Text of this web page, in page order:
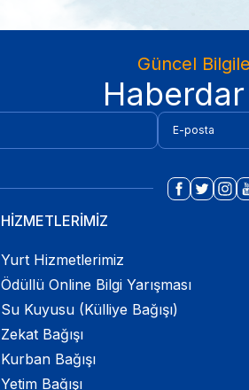
Güncel
HİZMETLERİMİZ
Yurt Hizmetlerimiz
Ödüllü Online Bilgi Yarışması
Su Kuyusu (Külliye Bağışı)
Zekat Bağışı
Kurban Bağışı
Yetim Bağışı